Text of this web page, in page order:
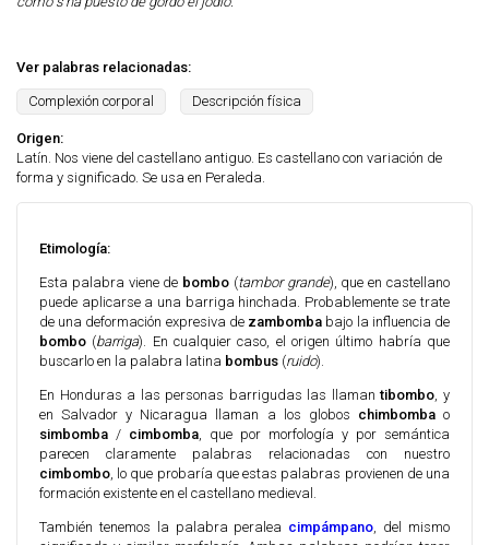
Ver palabras relacionadas:
Complexión corporal Descripción física
Origen:
Latín. Nos viene del castellano antiguo. Es castellano con variación de
forma y significado. Se usa en Peraleda.
Etimología:
Esta palabra viene de bombo (tambor grande), que en castellano
puede aplicarse a una barriga hinchada. Probablemente se trate
de una deformación expresiva de zambomba bajo la influencia de
bombo (barriga). En cualquier caso, el origen último habría que
buscarlo en la palabra latina bombus (ruido).
En Honduras a las personas barrigudas las llamantibombo, y
en Salvador y Nicaragua llaman a los globos chimbombao
simbomba / cimbomba, que por morfología y por semántica
parecen claramente palabras relacionadas con nuestro
cimbombo, lo que probaría que estas palabras provienen de una
formación existente en el castellano medieval.
También tenemos la palabra peralea cimpámpano, del mismo